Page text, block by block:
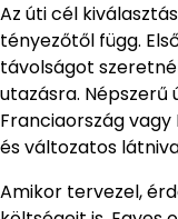
Az úti cél
tényezőtől függ.
távolságot
utazásra. Népszerű
Franciaország
és változatos
Amikor tervezel,